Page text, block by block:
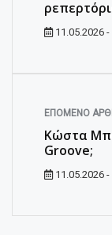
11.05.2026 -
ΕΠΌΜΕΝΟ
Κώστα
Groove;
11.05.2026 -